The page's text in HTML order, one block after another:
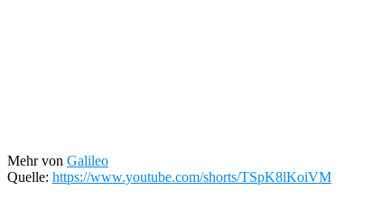
Mehr von Galileo
Quelle: https://www.youtube.com/shorts/TSpK8lKoiVM